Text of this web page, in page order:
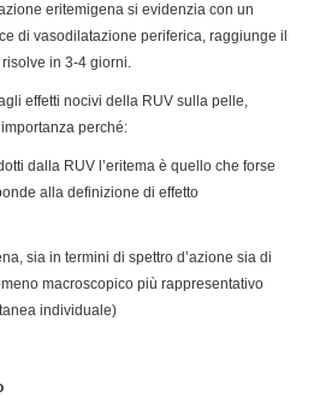
eritemigena si evidenzia con un
di vasodilatazione periferica, raggiunge il
in 3-4 giorni.
effetti nocivi della RUV sulla pelle,
perché:
dalla RUV l’eritema è quello che forse
alla definizione di effetto
sia in termini di spettro d’azione sia di
macroscopico più rappresentativo
individuale)